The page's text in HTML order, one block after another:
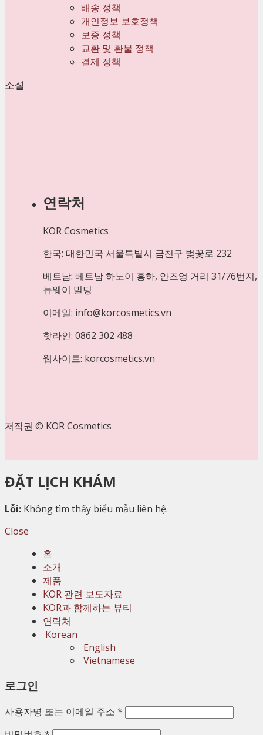
배송 정책
개인정보 보호정책
보증 정책
교환 및 환불 정책
결제 정책
소셜
연락처
KOR Cosmetics
한국: 대한민국 서울특별시 금천구 벚꽃로 232
베트남: 베트남 하노이 홍하, 안즈엉 거리 31/76번지,
뉴웨이 빌딩
이메일: info@korcosmetics.vn
핫라인: 0862 302 488
웹사이트: korcosmetics.vn
저작권 © KOR Cosmetics
ĐẶT LỊCH KHÁM
Lỗi: Không tìm thấy biểu mẫu liên hệ.
Close
홈
소개
제품
KOR 관련 보도자료
KOR과 함께하는 뷰티
연락처
Korean
English
Vietnamese
로그인
사용자명 또는 이메일 주소 *